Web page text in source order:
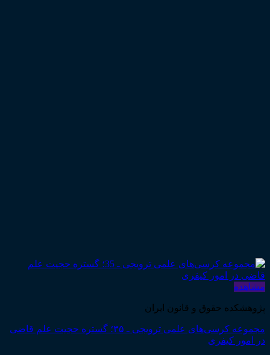
مشاهده
پژوهشکده حقوق و قانون ایران
مجموعه کرسی‌های علمی ترویجی ـ ۳۵؛ گستره حجیت علم قاضی
در امور کیفری